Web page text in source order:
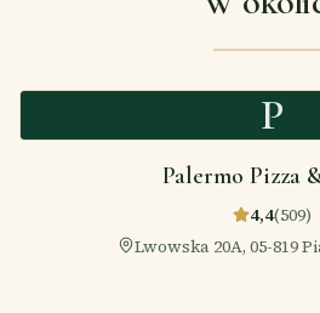
P
Palermo Pizza
4,4(509)
Lwowska 20A, 05-819